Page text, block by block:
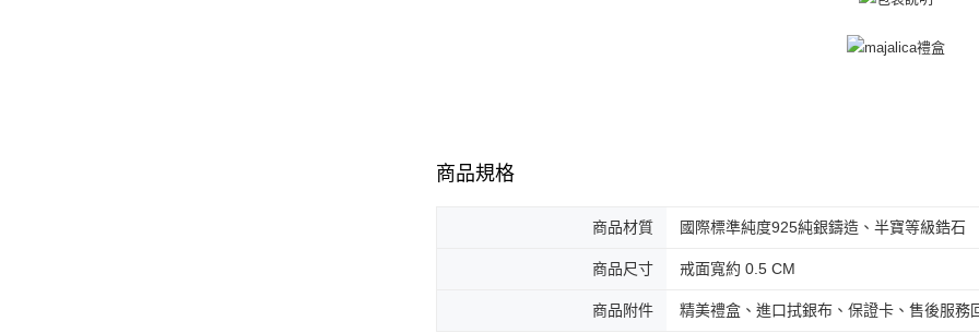
商品規格
商品材質 國際標準純度925純銀鑄造、半寶等級鋯石
商品尺寸 戒面寬約 0.5 CM
商品附件 精美禮盒、進口拭銀布、保證卡、售後服務